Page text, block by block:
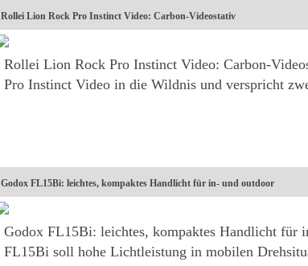
Rollei Lion Rock Pro Instinct Video: Carbon-Videostativ
Rollei Lion Rock Pro Instinct Video: Carbon-
Pro Instinct Video in die Wildnis und verspricht
Godox FL15Bi: leichtes, kompaktes Handlicht für in- und outdoor
Godox FL15Bi: leichtes, kompaktes Handlicht für
FL15Bi soll hohe Lichtleistung in mobilen